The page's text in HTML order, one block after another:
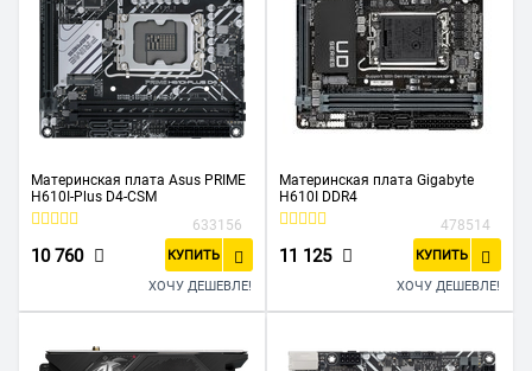
Материнская плата Asus PRIME
H610I-Plus D4-CSM
633156
10 760 КУПИТЬ
ХОЧУ ДЕШЕВЛЕ!
Материнская плата Gigabyte
H610I DDR4
478514
11 125 КУПИТЬ
ХОЧУ ДЕШЕВЛЕ!